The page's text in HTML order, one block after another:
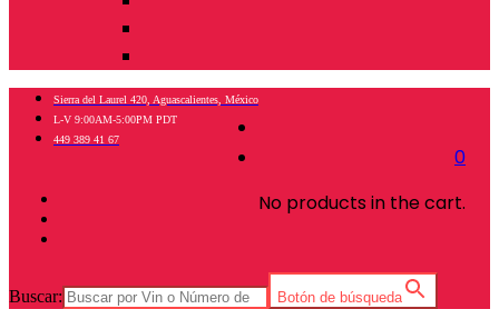
0
No products in the cart.
Sierra del Laurel 420, Aguascalientes, México
L-V 9:00AM-5:00PM PDT
449 389 41 67
Buscar: Botón de búsqueda